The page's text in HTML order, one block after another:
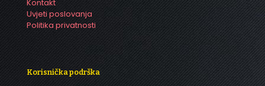
Kontakt
Uvjeti poslovanja
Politika privatnosti
Korisnička podrška